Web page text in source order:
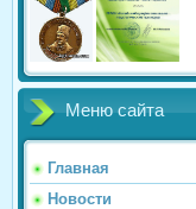
Меню сайта
Главная
Новости